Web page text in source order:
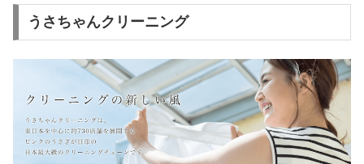
うさちゃんクリーニング